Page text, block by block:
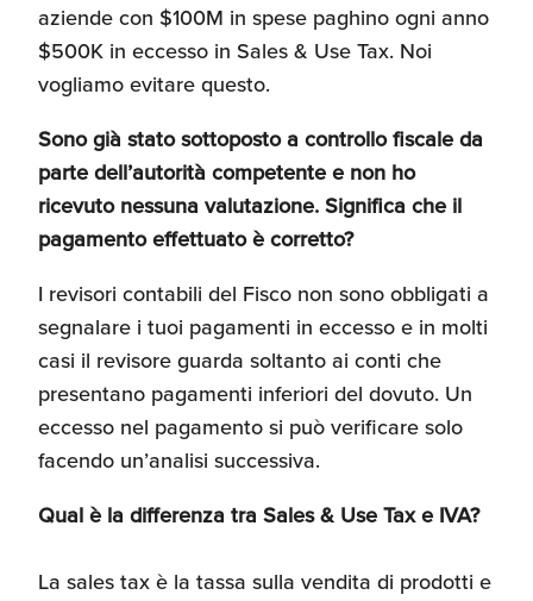
aziende con $100M in spese paghino ogni anno
$500K in eccesso in Sales & Use Tax. Noi
vogliamo evitare questo.
Sono già stato sottoposto a controllo fiscale da
parte dell’autorità competente e non ho
ricevuto nessuna valutazione. Significa che il
pagamento effettuato è corretto?
I revisori contabili del Fisco non sono obbligati a
segnalare i tuoi pagamenti in eccesso e in molti
casi il revisore guarda soltanto ai conti che
presentano pagamenti inferiori del dovuto. Un
eccesso nel pagamento si può verificare solo
facendo un’analisi successiva.
Qual è la differenza tra Sales & Use Tax e IVA?
La sales tax è la tassa sulla vendita di prodotti e